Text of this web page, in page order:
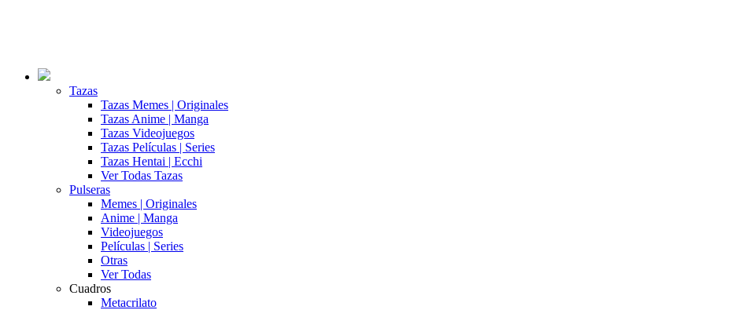
Tazas
Tazas Memes | Originales
Tazas Anime | Manga
Tazas Videojuegos
Tazas Películas | Series
Tazas Hentai | Ecchi
Ver Todas Tazas
Pulseras
Memes | Originales
Anime | Manga
Videojuegos
Películas | Series
Otras
Ver Todas
Cuadros
Metacrilato